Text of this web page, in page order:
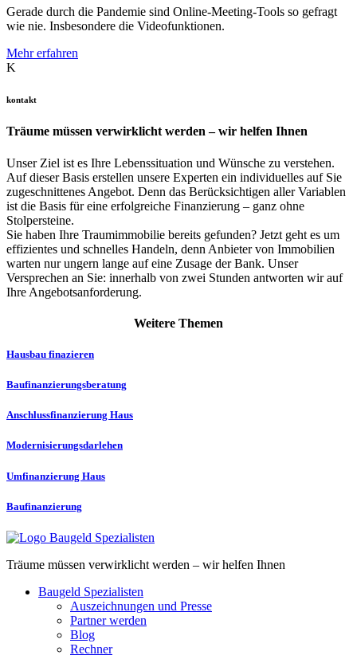
Gerade durch die Pandemie sind Online-Meeting-Tools so gefragt
wie nie. Insbesondere die Videofunktionen.
Mehr erfahren
K
kontakt
Träume müssen verwirklicht werden – wir helfen Ihnen
Unser Ziel ist es Ihre Lebenssituation und Wünsche zu verstehen.
Auf dieser Basis erstellen unsere Experten ein individuelles auf Sie
zugeschnittenes Angebot. Denn das Berücksichtigen aller Variablen
ist die Basis für eine erfolgreiche Finanzierung – ganz ohne
Stolpersteine.
Sie haben Ihre Traumimmobilie bereits gefunden? Jetzt geht es um
effizientes und schnelles Handeln, denn Anbieter von Immobilien
warten nur ungern lange auf eine Zusage der Bank. Unser
Versprechen an Sie: innerhalb von zwei Stunden antworten wir auf
Ihre Angebotsanforderung.
Weitere Themen
Hausbau finazieren
Baufinanzierungs­­beratung
Anschlussfinanzierung Haus
Modernisierungs­darlehen
Umfinanzierung Haus
Baufinanzierung
Träume müssen verwirklicht werden – wir helfen Ihnen
Baugeld Spezialisten
Auszeichnungen und Presse
Partner werden
Blog
Rechner